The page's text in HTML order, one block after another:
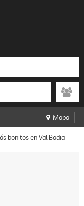
Mapa
bonitos en Val Badia